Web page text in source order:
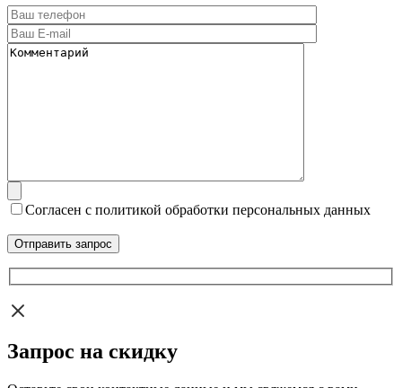
Согласен с политикой обработки персональных данных
Запрос на скидку